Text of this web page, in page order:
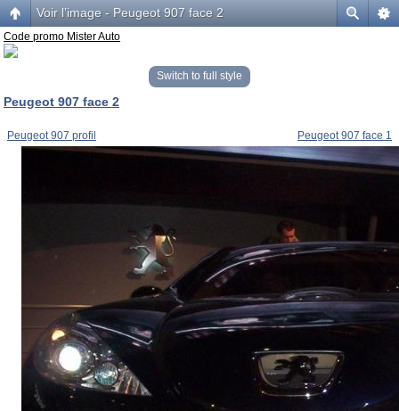
Voir l’image - Peugeot 907 face 2
Code promo Mister Auto
Switch to full style
Peugeot 907 face 2
Peugeot 907 profil Peugeot 907 face 1